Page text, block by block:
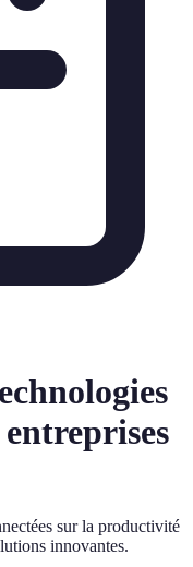
sur la productivité
innovantes.